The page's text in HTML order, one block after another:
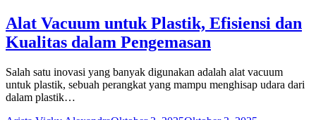
Alat Vacuum untuk Plastik, Efisiensi dan
Kualitas dalam Pengemasan
Salah satu inovasi yang banyak digunakan adalah alat vacuum
untuk plastik, sebuah perangkat yang mampu menghisap udara dari
dalam plastik…